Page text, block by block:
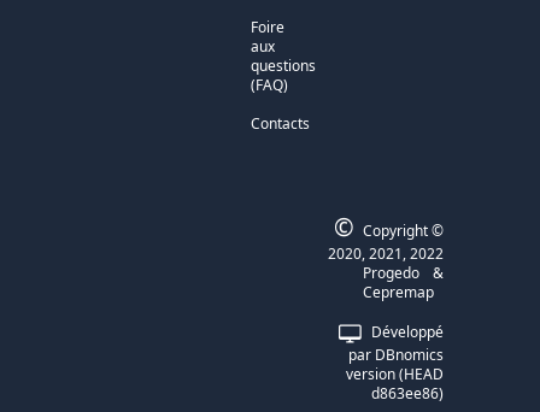
Foire
aux
questions
(FAQ)
Contacts
Développé
par DBnomics
version(HEAD
d863ee86)
© Copyright ©
2020, 2021, 2022
Progedo
&
Cepremap